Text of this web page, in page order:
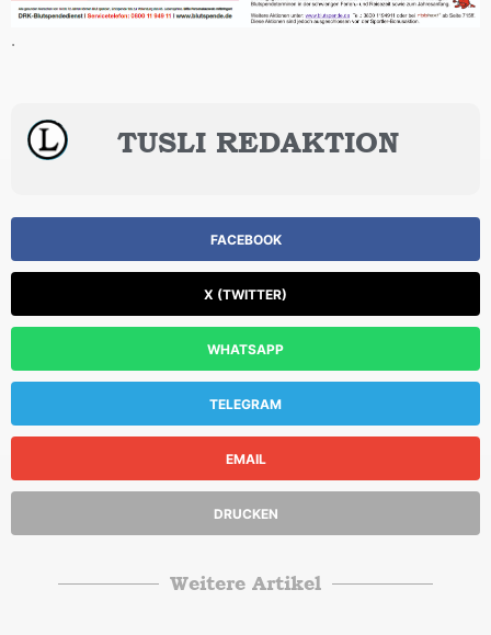
.
TUSLI REDAKTION
FACEBOOK
X (TWITTER)
WHATSAPP
TELEGRAM
EMAIL
DRUCKEN
Weitere Artikel